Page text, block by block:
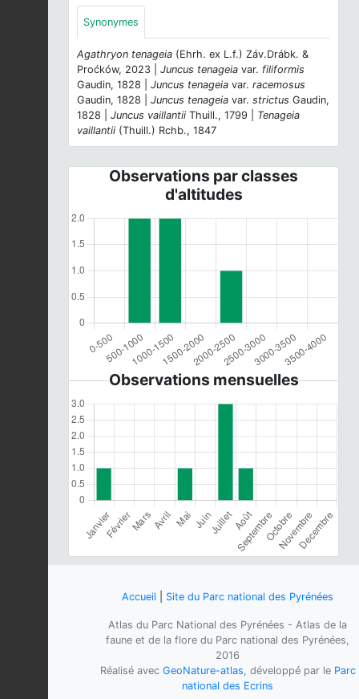
Synonymes
Agathryon tenageia (Ehrh. ex L.f.) Záv.Drábk. &
Proćków, 2023 | Juncus tenageia var. filiformis
Gaudin, 1828 | Juncus tenageia var. racemosus
Gaudin, 1828 | Juncus tenageia var. strictus Gaudin,
1828 | Juncus vaillantii Thuill., 1799 | Tenageia
vaillantii (Thuill.) Rchb., 1847
Observations par classes
d'altitudes
Observations mensuelles
Accueil Site du Parc national des Pyrénées
Atlas du Parc National des Pyrénées - Atlas de la
faune et de la flore du Parc national des Pyrénées,
2016
Réalisé avec GeoNature-atlas, développé par le Parc
national des Ecrins